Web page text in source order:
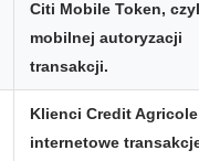
Citi Mobile Token,
mobilnej autoryzacji
transakcji.
Klienci Credit Agricole
internetowe